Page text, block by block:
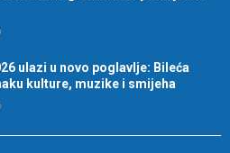
ulazi u novo poglavlje: Bileća
kulture, muzike i smijeha